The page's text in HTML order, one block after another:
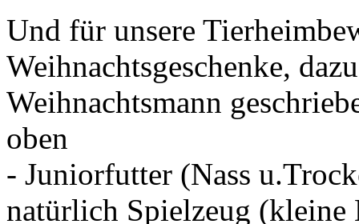
Und für unsere
Weihnachtsgeschenke,
Weihnachtsmann
oben
- Juniorfutter (Nass
natürlich Spielzeug (kleine